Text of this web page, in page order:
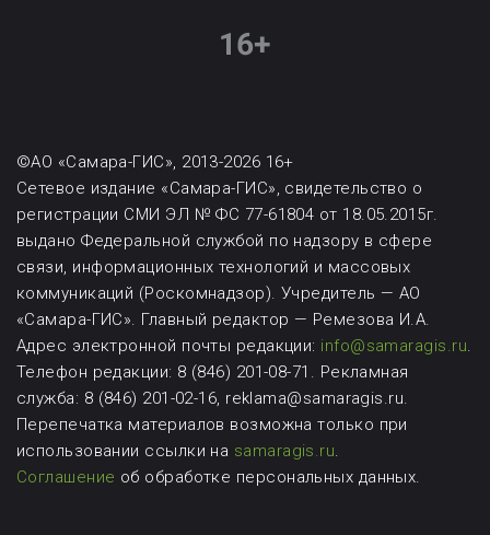
©АО «Самара-ГИС», 2013-2026 16+
Сетевое издание «Самара-ГИС», свидетельство о
регистрации СМИ ЭЛ № ФС 77-61804 от 18.05.2015г.
выдано Федеральной службой по надзору в сфере
связи, информационных технологий и массовых
коммуникаций (Роскомнадзор). Учредитель — АО
«Самара-ГИС». Главный редактор — Ремезова И.А.
Адрес электронной почты редакции: info@samaragis.ru.
Телефон редакции: 8 (846) 201-08-71. Рекламная
служба: 8 (846) 201-02-16, reklama@samaragis.ru.
Перепечатка материалов возможнатолько при
использовании ссылки на samaragis.ru.
Соглашение об обработке персональных данных.